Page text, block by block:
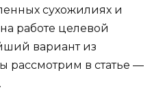
сухожилиях и
работе целевой
вариант из
рассмотрим в статье —